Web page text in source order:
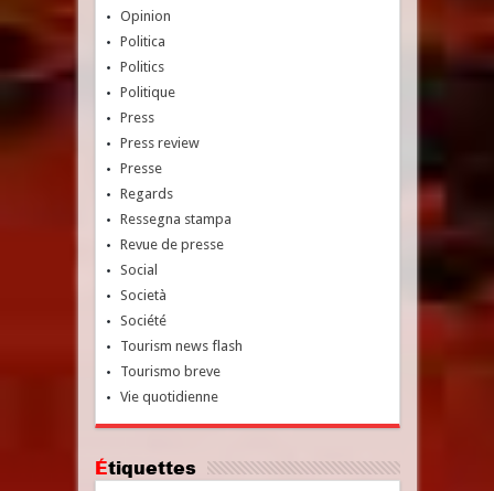
Opinion
Politica
Politics
Politique
Press
Press review
Presse
Regards
Ressegna stampa
Revue de presse
Social
Società
Société
Tourism news flash
Tourismo breve
Vie quotidienne
Étiquettes